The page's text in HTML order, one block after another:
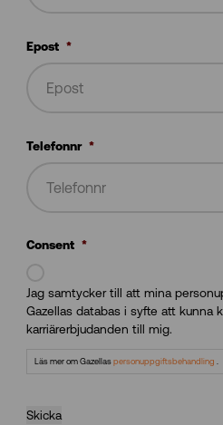
Epost *
Telefonnr *
Consent *
Jag samtycker till att mina
Gazellas databas i syfte att kunna
karriärerbjudanden till mig.
Läs mer om Gazellaspersonuppgiftsbehandling
Skicka